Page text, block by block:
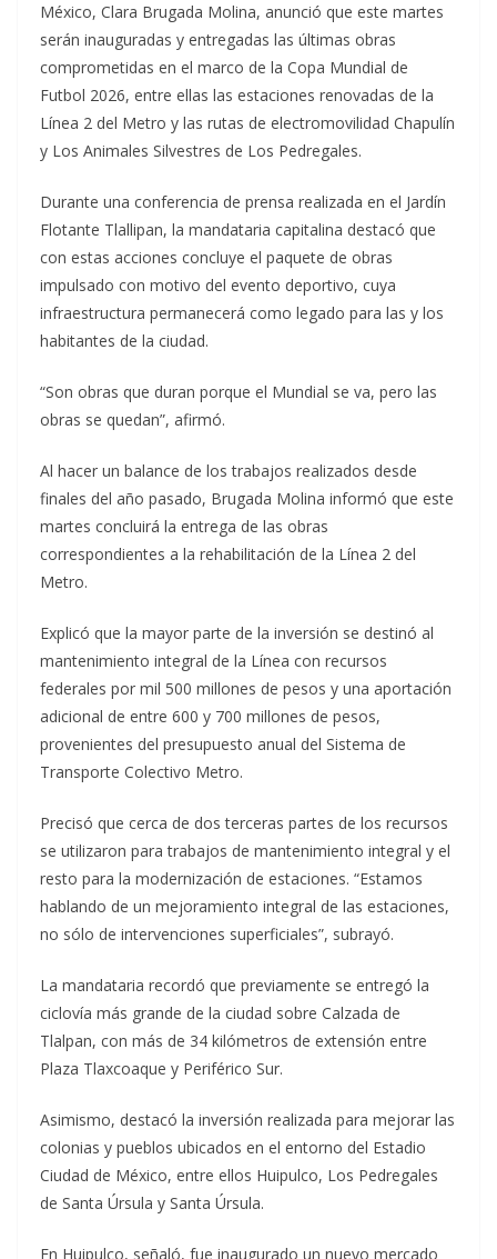
México, Clara Brugada Molina, anunció que este martes
serán inauguradas y entregadas las últimas obras
comprometidas en el marco de la Copa Mundial de
Futbol 2026, entre ellas las estaciones renovadas de la
Línea 2 del Metro y las rutas de electromovilidad Chapulín
y Los Animales Silvestres de Los Pedregales.
Durante una conferencia de prensa realizada en el Jardín
Flotante Tlallipan, la mandataria capitalina destacó que
con estas acciones concluye el paquete de obras
impulsado con motivo del evento deportivo, cuya
infraestructura permanecerá como legado para las y los
habitantes de la ciudad.
“Son obras que duran porque el Mundial se va, pero las
obras se quedan”, afirmó.
Al hacer un balance de los trabajos realizados desde
finales del año pasado, Brugada Molina informó que este
martes concluirá la entrega de las obras
correspondientes a la rehabilitación de la Línea 2 del
Metro.
Explicó que la mayor parte de la inversión se destinó al
mantenimiento integral de la Línea con recursos
federales por mil 500 millones de pesos y una aportación
adicional de entre 600 y 700 millones de pesos,
provenientes del presupuesto anual del Sistema de
Transporte Colectivo Metro.
Precisó que cerca de dos terceras partes de los recursos
se utilizaron para trabajos de mantenimiento integral y el
resto para la modernización de estaciones. “Estamos
hablando de un mejoramiento integral de las estaciones,
no sólo de intervenciones superficiales”, subrayó.
La mandataria recordó que previamente se entregó la
ciclovía más grande de la ciudad sobre Calzada de
Tlalpan, con más de 34 kilómetros de extensión entre
Plaza Tlaxcoaque y Periférico Sur.
Asimismo, destacó la inversión realizada para mejorar las
colonias y pueblos ubicados en el entorno del Estadio
Ciudad de México, entre ellos Huipulco, Los Pedregales
de Santa Úrsula y Santa Úrsula.
En Huipulco, señaló, fue inaugurado un nuevo mercado